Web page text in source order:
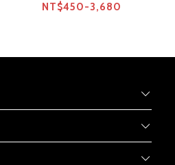
NT$450-3,680